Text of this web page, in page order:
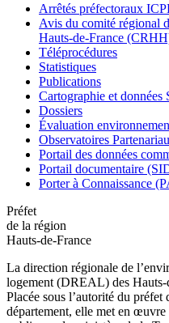
Arrêtés préfectoraux
Avis du comité régional
Hauts-de-France
Téléprocédures
Statistiques
Publications
Cartographie et données
Dossiers
Évaluation
Observatoires
Portail des données
Portail documentaire
Porter à Connaissance
Préfet
de la région
Hauts-de-France
La direction régionale de
logement (DREAL) des Hauts-
Placée sous l’autorité du préfet
département, elle met en